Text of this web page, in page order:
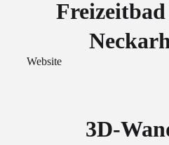
Website
3D-